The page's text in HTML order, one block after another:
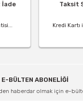
İade Taksit
Kredi Kartı
E-BÜLTEN ABONELİĞİ
haberdar olmak için e-